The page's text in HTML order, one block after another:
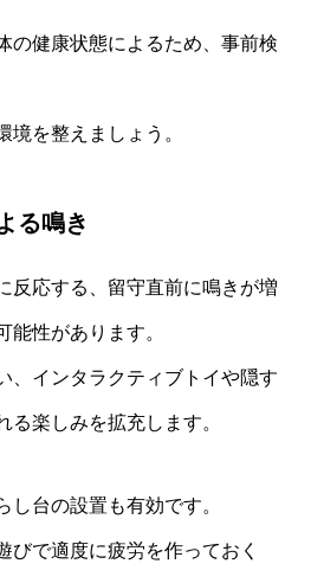
の健康状態によるため、事前検
境を整えましょう。
る鳴き
反応する、留守直前に鳴きが増
能性があります。
、インタラクティブトイや隠す
る楽しみを拡充します。
し台の設置も有効です。
びで適度に疲労を作っておく